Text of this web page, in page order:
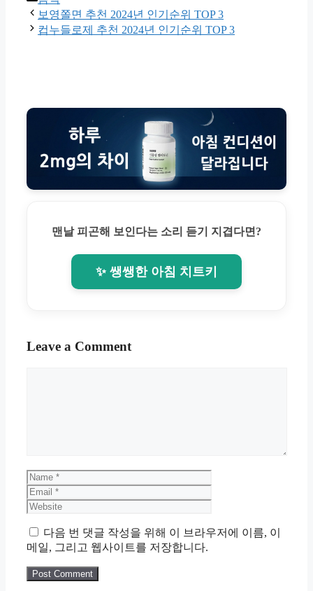
보영쫄면 추천 2024년 인기순위 TOP 3
컵누들로제 추천 2024년 인기순위 TOP 3
맨날 피곤해 보인다는 소리 듣기 지겹다면?
✨ 쌩쌩한 아침 치트키
Leave a Comment
Name
다음 번 댓글 작성을 위해 이 브라우저에 이름, 이
메일, 그리고 웹사이트를 저장합니다.